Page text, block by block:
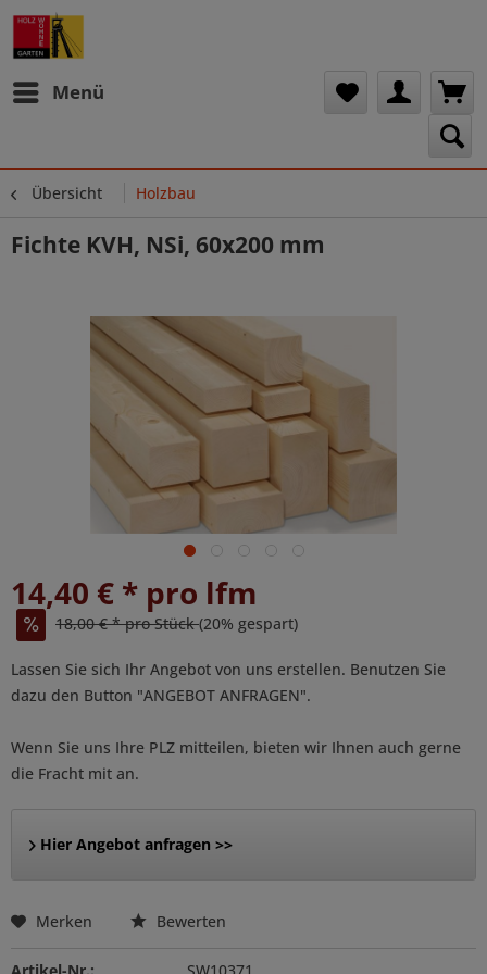
Menü
Übersicht Holzbau
Fichte KVH, NSi, 60x200 mm
14,40 € * pro lfm
18,00 € * pro Stück(20% gespart)
Lassen Sie sich Ihr Angebot von uns erstellen. Benutzen Sie
dazu den Button "ANGEBOT ANFRAGEN".
Wenn Sie uns Ihre PLZ mitteilen, bieten wir Ihnen auch gerne
die Fracht mit an.
Hier Angebot anfragen >>
Merken Bewerten